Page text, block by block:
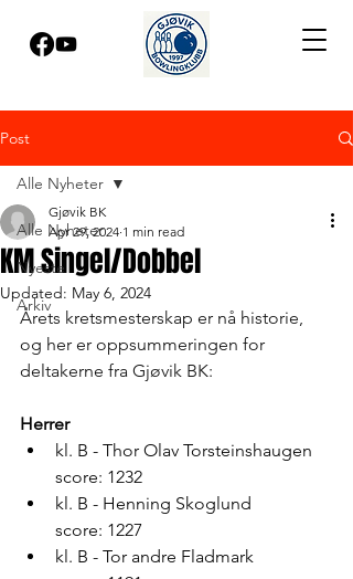
Post
Alle Nyheter
Nyeste
Arkiv
Alle Nyheter
KM Singel/Dobbel
Gjøvik BK
Apr 29, 2024 1 min read
Updated: May 6, 2024
Årets kretsmesterskap er nå historie,
og her er oppsummeringen for
deltakerne fra Gjøvik BK:
Herrer
kl. B - Thor Olav Torsteinshaugen
score: 1232
kl. B - Henning Skoglund
score: 1227
kl. B - Tor andre Fladmark